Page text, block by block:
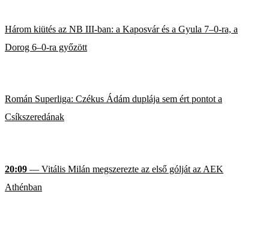
Három kiütés az NB III-ban: a Kaposvár és a Gyula 7–0-ra, a
Dorog 6–0-ra győzött
Román Superliga: Czékus Ádám duplája sem ért pontot a
Csíkszeredának
20:09 — Vitális Milán megszerezte az első gólját az AEK
Athénban